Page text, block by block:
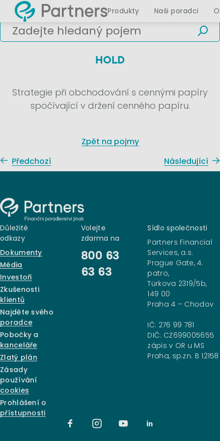
Produkty Naši poradci
HOLD
Strategie při obchodování s cennými papíry
spočívající v držení cenného papíru.
Zpět na pojmy
Předchozí
Následující
Důležité
odkazy
Dokumenty
Média
Investoři
Zkušenosti
klientů
Najděte svého
poradce
Pobočky a
kanceláře
Zlatý plán
Zásady
používání
cookies
Prohlášení o
přístupnosti
Volejte
zdarma na
800 63
63 63
Sídlo společnosti
Partners Financial
Services, a.s.
Prague Gate, 4.
patro,
Türkova 2319/5b,
149 00
Praha 4 – Chodov
IČ: 276 99 781
DIČ: CZ699005655
zápis v OR u MS
Praha, sp.zn. B 12158